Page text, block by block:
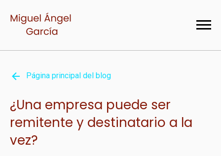
Página principal del blog
¿Una empresa puede ser
remitente y destinatario a la
vez?